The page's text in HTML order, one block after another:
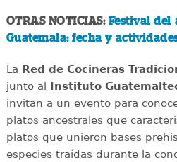
OTRAS NOTICIAS:Festival del
Guatemala: fecha y
La Red de Cocineras
junto al Instituto
invitan a un evento para
platos ancestrales que
platos que unieron bases
especies traídas durante la